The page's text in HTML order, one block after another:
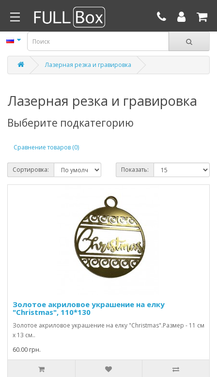
Лазерная резка и гравировка
Лазерная резка и гравировка
Выберите подкатегорию
Сравнение товаров (0)
Сортировка: Показать:
Золотое акриловое украшение на елку
"Christmas", 110*130
Золотое акриловое украшение на елку "Christmas".Размер - 11 см
х 13 см..
60.00 грн.